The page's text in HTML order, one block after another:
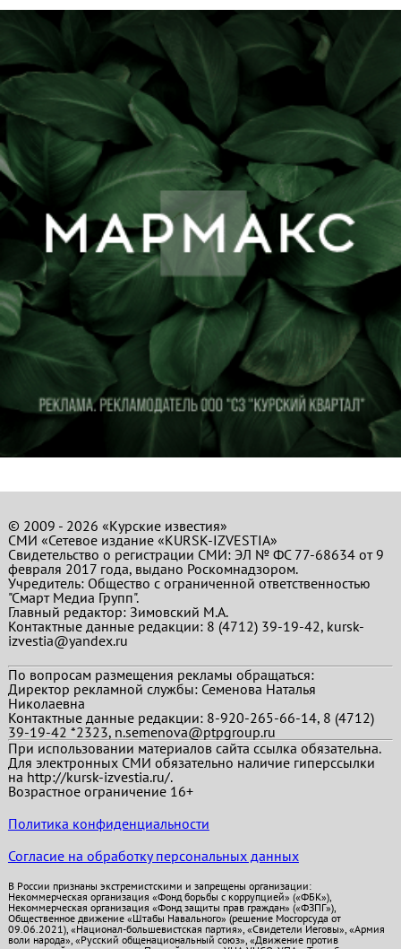
© 2009 - 2026 «Курские известия»
СМИ «Сетевое издание «KURSK-IZVESTIA»
Свидетельство о регистрации СМИ: ЭЛ № ФС 77-68634 от 9
февраля 2017 года, выдано Роскомнадзором.
Учредитель: Общество с ограниченной ответственностью
"Смарт Медиа Групп".
Главный редактор:Зимовский М.А.
Контактные данные редакции: 8 (4712) 39-19-42, kursk-
izvestia@yandex.ru
По вопросам размещения рекламы обращаться:
Директор рекламной службы: Семенова Наталья
Николаевна
Контактные данные редакции: 8-920-265-66-14, 8 (4712)
39-19-42 *2323, n.semenova@ptpgroup.ru
При использовании материалов сайта ссылка обязательна.
Для электронных СМИ обязательно наличие гиперссылки
на http://kursk-izvestia.ru/.
Возрастное ограничение 16+
Политика конфиденциальности
Согласие на обработку персональных данных
В России признаны экстремистскими и запрещены организации:
Некоммерческая организация «Фонд борьбы с коррупцией» («ФБК»),
Некоммерческая организация «Фонд защиты прав граждан» («ФЗПГ»),
Общественное движение «Штабы Навального» (решение Мосгорсуда от
09.06.2021), «Национал-большевистская партия», «Свидетели Иеговы», «Армия
воли народа», «Русский общенациональный союз», «Движение против